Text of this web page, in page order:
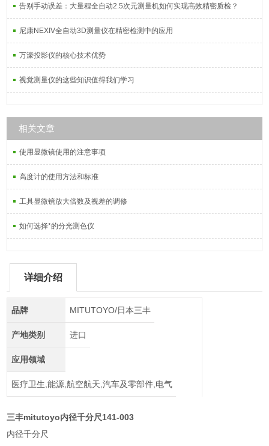
告别手动误差：大量程全自动2.5次元测量机如何实现高效精密质检？
尼康NEXIV全自动3D测量仪在精密检测中的应用
万濠投影仪的核心技术优势
视觉测量仪的这些知识值得我们学习
相关文章
使用显微镜使用的注意事项
高度计的使用方法和标准
工具显微镜放大倍数及视差的调修
如何选择*的分光测色仪
详细介绍
品牌 MITUTOYO/日本三丰
产地类别 进口
应用领域
医疗卫生,能源,航空航天,汽车及零部件,电气
三丰mitutoyo内径千分尺141-003
内径千分尺